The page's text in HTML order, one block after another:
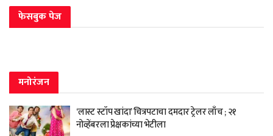
फेसबुक पेज
मनोरंजन
‘लास्ट स्टॉप खांदा’ चित्रपटाचा दमदार ट्रेलर लाँच ; २१
नोव्हेंबरला प्रेक्षकांच्या भेटीला